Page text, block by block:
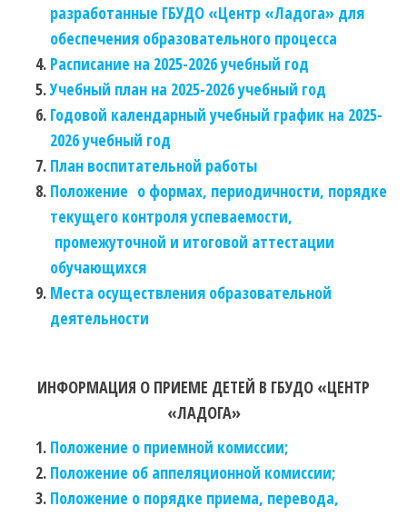
разработанные ГБУДО «Центр «Ладога» для
обеспечения образовательного процесса
Расписание на 2025-2026 учебный год
Учебный план на 2025-2026 учебный год
Годовой календарный учебный график на 2025-
2026 учебный год
План воспитательной работы
Положение о формах, периодичности, порядке
текущего контроля успеваемости,
промежуточной и итоговой аттестации
обучающихся
Места осуществления образовательной
деятельности
ИНФОРМАЦИЯ О ПРИЕМЕ ДЕТЕЙ В ГБУДО «ЦЕНТР
«ЛАДОГА»
Положение о приемной комиссии;
Положение об аппеляционной комиссии;
Положение о порядке приема, перевода,